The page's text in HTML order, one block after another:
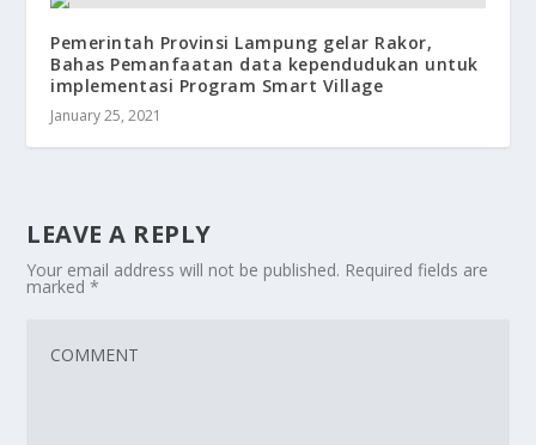
Pemerintah Provinsi Lampung gelar Rakor,
Bahas Pemanfaatan data kependudukan untuk
implementasi Program Smart Village
January 25, 2021
LEAVE A REPLY
Your email address will not be published. Required fields are
marked*